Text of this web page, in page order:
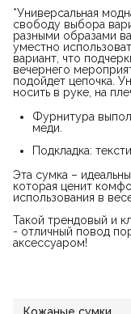
*Универсальная
свободу выбора
разными образами
уместно
вариант, что
вечернего
подойдет цепочка.
носить в руке, на
Фурнитура
меди.
Подкладка:
Эта сумка –
которая ценит
использования в
Такой трендовый и
- отличный повод
аксессуаром!
Кожаные сумки